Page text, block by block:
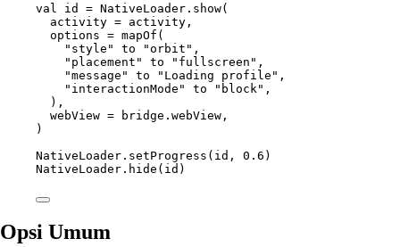
val
id = NativeLoader. show(
activity = activity,
options = mapOf (
"style"
to "orbit" ,
"placement"
to "fullscreen" ,
"message"
to "Loading profile" ,
"interactionMode"
to "block" ,
),
webView = bridge.webView,
)
NativeLoader. setProgress (id, 0.6 )
NativeLoader. hide (id)
Opsi Umum